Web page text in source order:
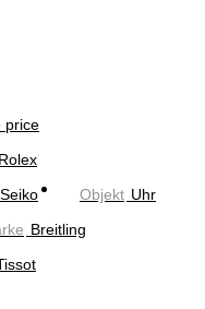
price
Rolex
Seiko Objekt Uhr
Breitling